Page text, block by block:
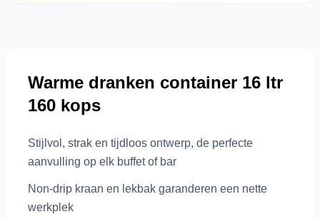
Warme dranken container 16 ltr
160 kops
Stijlvol, strak en tijdloos ontwerp, de perfecte
aanvulling op elk buffet of bar
Non-drip kraan en lekbak garanderen een nette
werkplek